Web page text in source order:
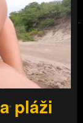
pláži